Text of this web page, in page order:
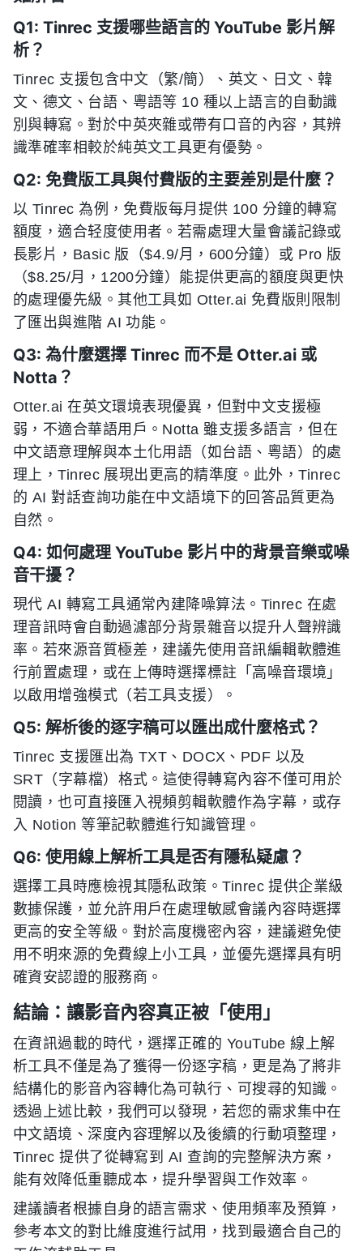
Q1: Tinrec 支援哪些語言的 YouTube 影片解
析？
Tinrec 支援包含中文（繁/簡）、英文、日文、韓
文、德文、台語、粵語等 10 種以上語言的自動識
別與轉寫。對於中英夾雜或帶有口音的內容，其辨
識準確率相較於純英文工具更有優勢。
Q2: 免費版工具與付費版的主要差別是什麼？
以 Tinrec 為例，免費版每月提供 100 分鐘的轉寫
額度，適合轻度使用者。若需處理大量會議記錄或
長影片，Basic 版（$4.9/月，600分鐘）或 Pro 版
（$8.25/月，1200分鐘）能提供更高的額度與更快
的處理優先級。其他工具如 Otter.ai 免費版則限制
了匯出與進階 AI 功能。
Q3: 為什麼選擇 Tinrec 而不是 Otter.ai 或
Notta？
Otter.ai 在英文環境表現優異，但對中文支援極
弱，不適合華語用戶。Notta 雖支援多語言，但在
中文語意理解與本土化用語（如台語、粵語）的處
理上，Tinrec 展現出更高的精準度。此外，Tinrec
的 AI 對話查詢功能在中文語境下的回答品質更為
自然。
Q4: 如何處理 YouTube 影片中的背景音樂或噪
音干擾？
現代 AI 轉寫工具通常內建降噪算法。Tinrec 在處
理音訊時會自動過濾部分背景雜音以提升人聲辨識
率。若來源音質極差，建議先使用音訊編輯軟體進
行前置處理，或在上傳時選擇標註「高噪音環境」
以啟用增強模式（若工具支援）。
Q5: 解析後的逐字稿可以匯出成什麼格式？
Tinrec 支援匯出為 TXT、DOCX、PDF 以及
SRT（字幕檔）格式。這使得轉寫內容不僅可用於
閱讀，也可直接匯入視頻剪輯軟體作為字幕，或存
入 Notion 等筆記軟體進行知識管理。
Q6: 使用線上解析工具是否有隱私疑慮？
選擇工具時應檢視其隱私政策。Tinrec 提供企業級
數據保護，並允許用戶在處理敏感會議內容時選擇
更高的安全等級。對於高度機密內容，建議避免使
用不明來源的免費線上小工具，並優先選擇具有明
確資安認證的服務商。
結論：讓影音內容真正被「使用」
在資訊過載的時代，選擇正確的 YouTube 線上解
析工具不僅是為了獲得一份逐字稿，更是為了將非
結構化的影音內容轉化為可執行、可搜尋的知識。
透過上述比較，我們可以發現，若您的需求集中在
中文語境、深度內容理解以及後續的行動項整理，
Tinrec 提供了從轉寫到 AI 查詢的完整解決方案，
能有效降低重聽成本，提升學習與工作效率。
建議讀者根據自身的語言需求、使用頻率及預算，
參考本文的對比維度進行試用，找到最適合自己的